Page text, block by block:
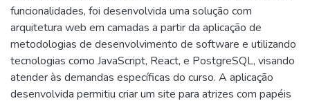
funcionalidades, foi desenvolvida uma solução com
arquitetura web em camadas a partir da aplicação de
metodologias de desenvolvimento de software e utilizando
tecnologias como JavaScript, React, e PostgreSQL, visando
atender às demandas específicas do curso. A aplicação
desenvolvida permitiu criar um site para atrizes com papéis